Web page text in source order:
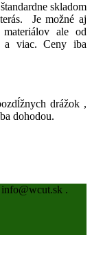
skladom
Je možné aj
ale od
a viac. Ceny iba
drážok ,
dohodou.
.